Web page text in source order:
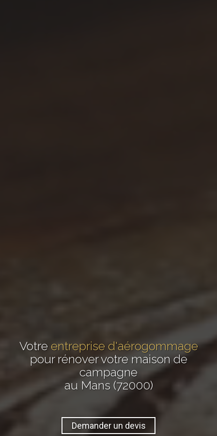
Votre entreprise d'aérogommage
pour rénover votre maison de
campagne
au Mans (72000)
Demander un devis